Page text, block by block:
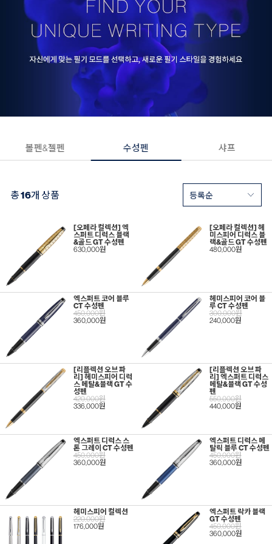
볼펜&젤펜 수성펜 샤프
총16개 상품
[오페라 컬렉션] 엑
스퍼트 디럭스 블랙
&골드 GT 수성펜
630,000원
[오페라 컬렉션] 헤
미스피어 디럭스 블
랙&골드 GT 수성펜
480,000원
엑스퍼트 코어 블루
CT 수성펜
450,000원
360,000원
헤미스피어 코어 블
루 CT 수성펜
300,000원
240,000원
[리플렉션 오브 파
리] 헤미스피어 디럭
스 메탈&블랙 GT 수
성펜
420,000원
336,000원
[리플렉션 오브 파
리] 엑스퍼트 디럭스
메탈&블랙 GT 수성
펜
550,000원
440,000원
엑스퍼트 디럭스 스
톤 그레이 CT 수성펜
450,000원
360,000원
엑스퍼트 디럭스 메
탈릭 블루 CT 수성펜
450,000원
360,000원
헤미스피어 컬렉션
220,000원
176,000원
엑스퍼트 락카 블랙
GT 수성펜
450,000원
360,000원